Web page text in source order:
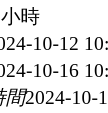
時
10-12
10-16
間2024-10-